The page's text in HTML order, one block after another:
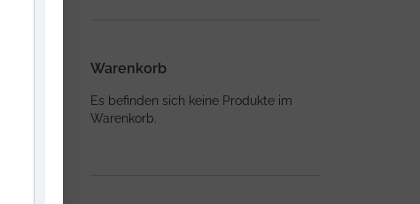
Warenkorb
Es befinden sich keine Produkte im
Warenkorb.